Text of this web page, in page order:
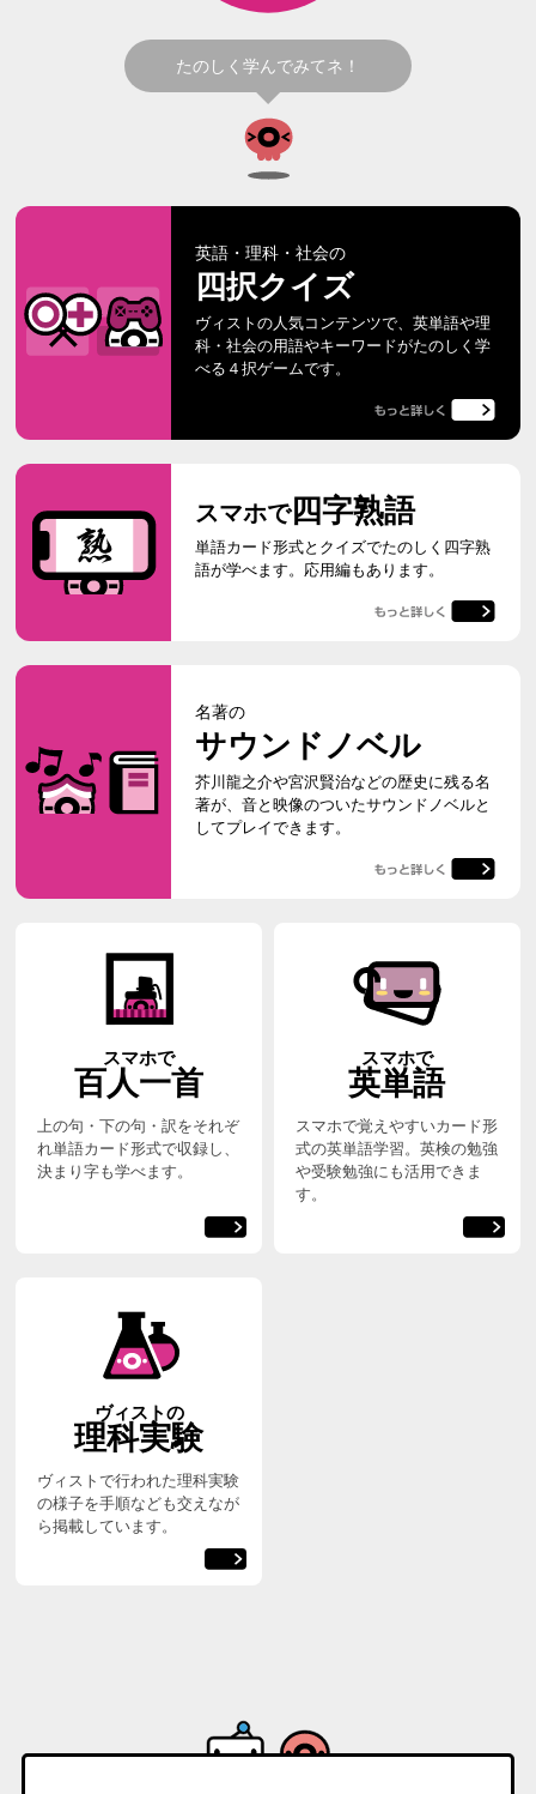
たのしく学んでみてネ！
英語・理科・社会の
四択クイズ
ヴィストの人気コンテンツで、英単語や理
科・社会の用語やキーワードがたのしく学
べる４択ゲームです。
スマホで四字熟語
単語カード形式とクイズでたのしく四字熟
語が学べます。応用編もあります。
名著の
サウンドノベル
芥川龍之介や宮沢賢治などの歴史に残る名
著が、音と映像のついたサウンドノベルと
してプレイできます。
スマホで
百人一首
上の句・下の句・訳をそれぞ
れ単語カード形式で収録し、
決まり字も学べます。
スマホで
英単語
スマホで覚えやすいカード形
式の英単語学習。英検の勉強
や受験勉強にも活用できま
す。
ヴィストの
理科実験
ヴィストで行われた理科実験
の様子を手順なども交えなが
ら掲載しています。